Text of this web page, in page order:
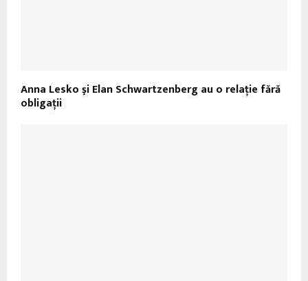
Anna Lesko şi Elan Schwartzenberg au o relaţie fără
obligaţii